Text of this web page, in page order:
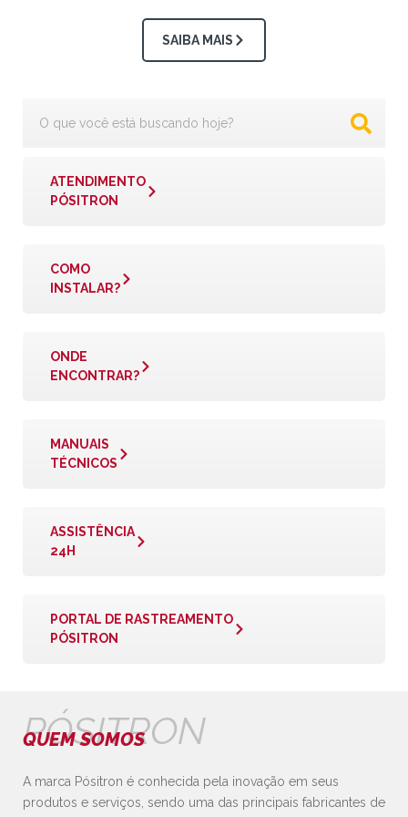
SAIBA MAIS
ATENDIMENTO
PÓSITRON
COMO
INSTALAR?
ONDE
ENCONTRAR?
MANUAIS
TÉCNICOS
ASSISTÊNCIA
24H
PORTAL DE RASTREAMENTO
PÓSITRON
PÓSITRON
QUEM SOMOS
A marca Pósitron é conhecida pela inovação em seus
produtos e serviços, sendo uma das principais fabricantes de